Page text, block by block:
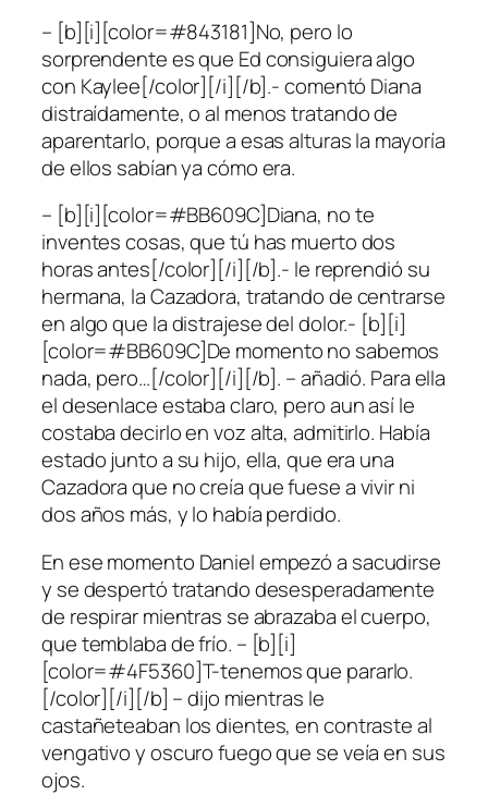
– [b][i][color=#843181]No, pero lo
sorprendente es que Ed consiguiera algo
con Kaylee[/color][/i][/b].- comentó Diana
distraídamente, o al menos tratando de
aparentarlo, porque a esas alturas la mayoría
de ellos sabían ya cómo era.
– [b][i][color=#BB609C]Diana, no te
inventes cosas, que tú has muerto dos
horas antes[/color][/i][/b].- le reprendió su
hermana, la Cazadora, tratando de centrarse
en algo que la distrajese del dolor.- [b][i]
[color=#BB609C]De momento no sabemos
nada, pero…[/color][/i][/b]. – añadió. Para ella
el desenlace estaba claro, pero aun así le
costaba decirlo en voz alta, admitirlo. Había
estado junto a su hijo, ella, que era una
Cazadora que no creía que fuese a vivir ni
dos años más, y lo había perdido.
En ese momento Daniel empezó a sacudirse
y se despertó tratando desesperadamente
de respirar mientras se abrazaba el cuerpo,
que temblaba de frío. – [b][i]
[color=#4F5360]T-tenemos que pararlo.
[/color][/i][/b] – dijo mientras le
castañeteaban los dientes, en contraste al
vengativo y oscuro fuego que se veía en sus
ojos.